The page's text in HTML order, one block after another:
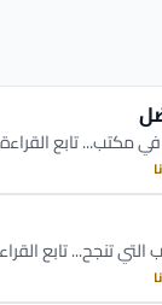
مكتب... تابع القراءة
التي تنجح... تابع